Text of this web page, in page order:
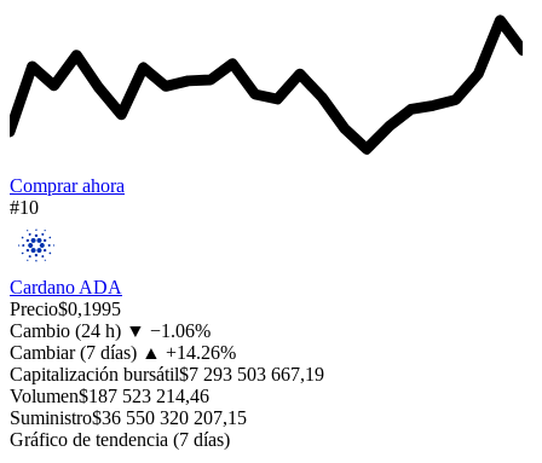
Comprar ahora
#10
Cardano ADA
Precio$0,1995
Cambio (24 h) ▼ −1.06%
Cambiar (7 días) ▲ +14.26%
Capitalización bursátil$7 293 503 667,19
Volumen$187 523 214,46
Suministro$36 550 320 207,15
Gráfico de tendencia (7 días)